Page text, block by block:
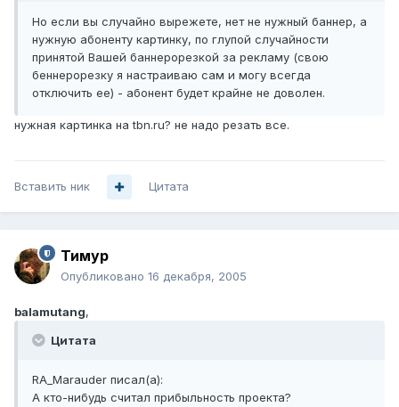
Но если вы случайно вырежете, нет не нужный баннер, а
нужную абоненту картинку, по глупой случайности
принятой Вашей баннерорезкой за рекламу (свою
беннерорезку я настраиваю сам и могу всегда
отключить ее) - абонент будет крайне не доволен.
нужная картинка на tbn.ru? не надо резать все.
Вставить ник Цитата
Тимур
Опубликовано 16 декабря, 2005
balamutang,
Цитата
RA_Marauder писал(а):
А кто-нибудь считал прибыльность проекта?